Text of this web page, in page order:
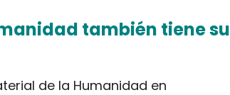
también tiene su
de la Humanidad en